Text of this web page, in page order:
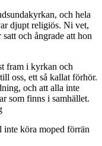
och hela
djupt religiös. Ni vet,
och ångrade att hon
fram i kyrkan och
oss, ett så kallat förhör.
och att alla inte
som finns i samhället.
köra moped förrän